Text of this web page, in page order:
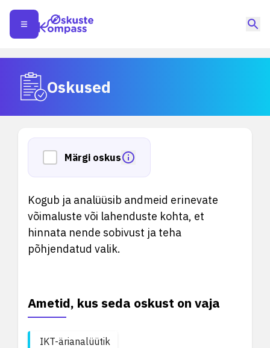
Oskused
Märgi oskus
Kogub ja analüüsib andmeid erinevate
võimaluste või lahenduste kohta, et
hinnata nende sobivust ja teha
põhjendatud valik.
Ametid, kus seda oskust on vaja
IKT-ärianalüütik